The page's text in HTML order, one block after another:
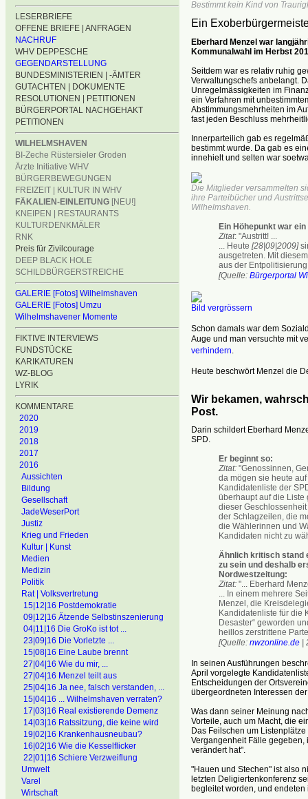
LESERBRIEFE
OFFENE BRIEFE | ANFRAGEN
NACHRUF
WHV DEPPESCHE
GEGENDARSTELLUNG
BUNDESMINISTERIEN | -ÄMTER
GUTACHTEN | DOKUMENTE
RESOLUTIONEN | PETITIONEN
BÜRGERPORTAL NACHGEHAKT
PETITIONEN
WILHELMSHAVEN
BI-Zeche Rüstersieler Groden
Ärzte Initiative WHV
BÜRGERBEWEGUNGEN
FREIZEIT | KULTUR IN WHV
FÄKALIEN-EINLEITUNG [NEU!]
KNEIPEN | RESTAURANTS
KULTURDENKMÄLER
RNK
Preis für Zivilcourage
DEEP BLACK HOLE
SCHILDBÜRGERSTREICHE
GALERIE [Fotos] Wilhelmshaven
GALERIE [Fotos] Umzu
Wilhelmshavener Momente
FIKTIVE INTERVIEWS
FUNDSTÜCKE
KARIKATUREN
WZ-BLOG
LYRIK
KOMMENTARE
2020
2019
2018
2017
2016
Aussichten
Bildung
Gesellschaft
JadeWeserPort
Justiz
Krieg und Frieden
Kultur | Kunst
Medien
Medizin
Politik
Rat | Volksvertretung
15|12|16 Postdemokratie
09|12|16 Ätzende Selbstinszenierung
04|11|16 Die GroKo ist tot ...
23|09|16 Die Vorletzte ...
15|08|16 Eine Laube brennt
27|04|16 Wie du mir, ...
27|04|16 Menzel teilt aus
25|04|16 Ja nee, falsch verstanden, ...
15|04|16 ... Wilhelmshaven verraten?
17|03|16 Real existierende Demenz
14|03|16 Ratssitzung, die keine wird
19|02|16 Krankenhausneubau?
16|02|16 Wie die Kesselflicker
22|01|16 Schiere Verzweiflung
Umwelt
Varel
Wirtschaft
Bestimmt kein Kind von
Ein
Eberhard Menzel war
Kommunalwahl im Herbst
Seitdem war es relativ ruhig
Verwaltungschefs anbelangt.
Unregelmässigkeiten im
ein Verfahren mit
Abstimmungsmehrheiten im
fast jeden Beschluss
Innerparteilich gab es
bestimmt wurde. Da gab es
innehielt und selten war
Die Mitglieder versammelten
ihre Parteibücher und
Wilhelmshaven.
Ein Höhepunkt war
Zitat: "Austritt! ...
...Heute [28|09|2009]
ausgetreten. Mit
aus der
[Quelle: Bürgerportal
Bild vergrössern
Schon damals war dem
Auge und man versuchte mit
verhindern.
Heute beschwört Menzel die
Wir bekamen,
Post.
Darin schildert Eberhard
SPD.
Er beginnt so:
Zitat: "Genossinnen,
da mögen sie heute
Kandidatenliste der
überhaupt auf die Liste
dieser
der Schlagzeilen, die
die Wählerinnen und
Kandidaten nicht zu
Ähnlich kritisch stand
zu sein und deshalb
Nordwestzeitung:
Zitat:"... Eberhard
... In einem mehrere
Menzel, die
Kandidatenliste für die
Desaster“ geworden
heillos zerstrittene
[Quelle: nwzonline.de|
In seinen Ausführungen
April vorgelegte
Entscheidungen der
übergeordneten Interessen
Was dann seiner Meinung
Vorteile, auch um Macht, die
Das Feilschen um
Vergangenheit Fälle
verändert hat".
"Hauen und Stechen" ist also
letzten Deligiertenkonferenz
begleitet worden, und